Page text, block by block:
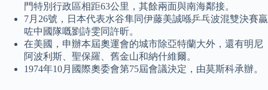
門特別行政區相距63公里，其餘兩面與南海鄰接。
7月26號，日本代表水谷隼同伊藤美誠喺乒乓波混雙決賽贏
咗中國隊嘅劉詩雯同許昕。
在美國，申辦本屆奧運會的城市除亞特蘭大外，還有明尼
阿波利斯、聖保羅、舊金山和納什維爾。
1974年10月國際奧委會第75屆會議決定，由莫斯科承辦。